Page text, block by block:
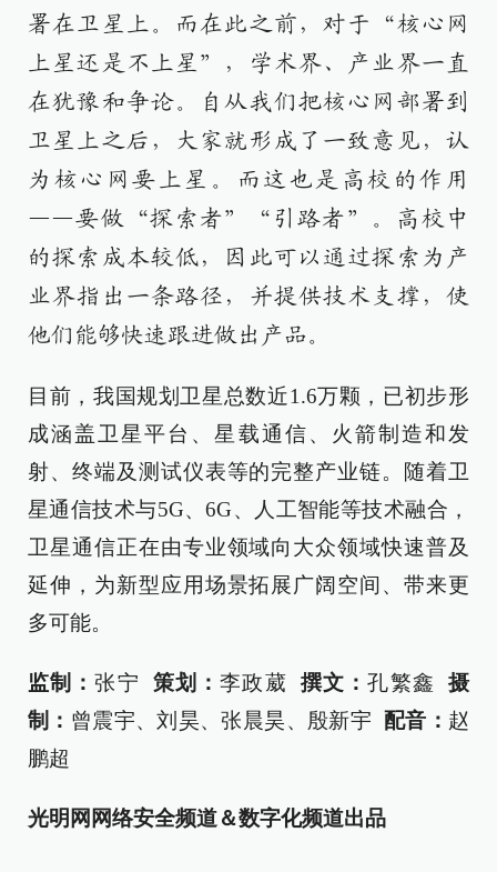
署在卫星上。而在此之前，对于“核心网
上星还是不上星”，学术界、产业界一直
在犹豫和争论。自从我们把核心网部署到
卫星上之后，大家就形成了一致意见，认
为核心网要上星。而这也是高校的作用
——要做“探索者”“引路者”。高校中
的探索成本较低，因此可以通过探索为产
业界指出一条路径，并提供技术支撑，使
他们能够快速跟进做出产品。
目前，我国规划卫星总数近1.6万颗，已初步形
成涵盖卫星平台、星载通信、火箭制造和发
射、终端及测试仪表等的完整产业链。随着卫
星通信技术与5G、6G、人工智能等技术融合，
卫星通信正在由专业领域向大众领域快速普及
延伸，为新型应用场景拓展广阔空间、带来更
多可能。
监制：张宁 策划：李政葳 撰文：孔繁鑫摄
制： 曾震宇、刘昊、张晨昊、殷新宇 配音： 赵
鹏超
光明网网络安全频道＆数字化频道出品